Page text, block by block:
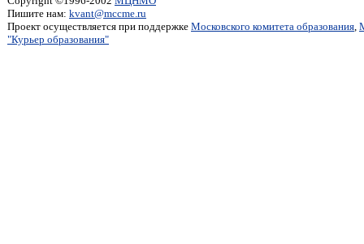
Пишите нам: kvant@mccme.ru
Проект осуществляется при поддержке Московского комитета образования,
"Курьер образования"